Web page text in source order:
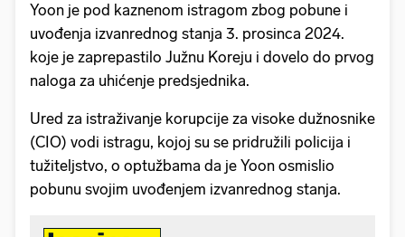
Yoon je pod kaznenom istragom zbog pobune i
uvođenja izvanrednog stanja 3. prosinca 2024.
koje je zaprepastilo Južnu Koreju i dovelo do prvog
naloga za uhićenje predsjednika.
Ured za istraživanje korupcije za visoke dužnosnike
(CIO) vodi istragu, kojoj su se pridružili policija i
tužiteljstvo, o optužbama da je Yoon osmislio
pobunu svojim uvođenjem izvanrednog stanja.